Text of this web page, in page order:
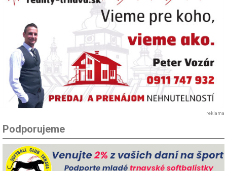
reklama
Podporujeme